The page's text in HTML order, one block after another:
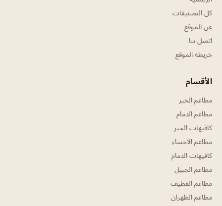
كل التصنيفات
عن الموقع
اتصل بنا
خريطة الموقع
الأقسام
مطاعم الخبر
مطاعم الدمام
كافيهات الخبر
مطاعم الاحساء
كافيهات الدمام
مطاعم الجبيل
مطاعم القطيف
مطاعم الظهران